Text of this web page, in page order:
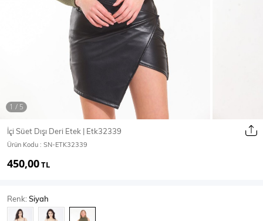
Yağmurluk
T-Shirt
İçi Süet Dışı Deri Etek | Etk32339
Ürün Kodu : SN-ETK32339
450,00TL
Renk:Siyah